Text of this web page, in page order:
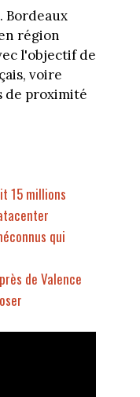
Bordeaux
région
l'objectif de
voire
de proximité
15 millions
qui
de Valence